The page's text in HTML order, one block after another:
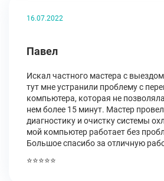
16.07.2022
Павел
Искал частного мастера с
тут мне устранили проблему с
компьютера, которая не
нем более 15 минут. Мастер
диагностику и очистку системы
мой компьютер работает без
Большое спасибо за отличную
⭐⭐⭐⭐⭐